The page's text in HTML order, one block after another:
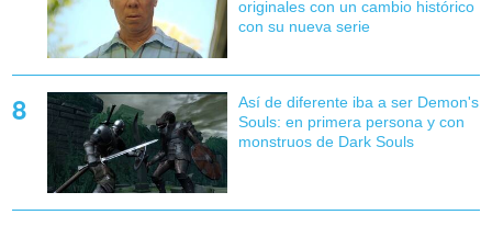
originales con un cambio histórico
con su nueva serie
Así de diferente iba a ser Demon's
Souls: en primera persona y con
monstruos de Dark Souls